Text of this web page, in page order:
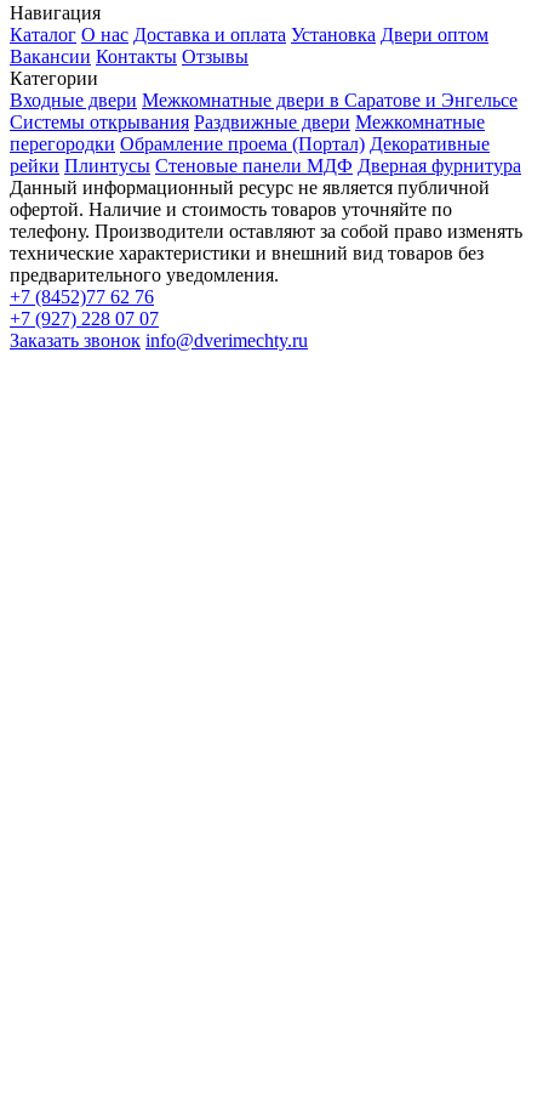
Навигация
Каталог О нас Доставка и оплата Установка Двери оптом
Вакансии Контакты Отзывы
Категории
Входные двери Межкомнатные двери в Саратове и Энгельсе
Системы открывания Раздвижные двери Межкомнатные
перегородки Обрамление проема (Портал) Декоративные
рейки Плинтусы Стеновые панели МДФ Дверная фурнитура
Данный информационный ресурс не является публичной
офертой. Наличие и стоимость товаров уточняйте по
телефону. Производители оставляют за собой право изменять
технические характеристики и внешний вид товаров без
предварительного уведомления.
+7 (8452)77 62 76
+7 (927) 228 07 07
Заказать звонок info@dverimechty.ru